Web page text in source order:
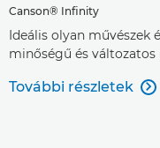
Canson® Infinity
Ideális olyan művészek
minőségű és
További részletek 